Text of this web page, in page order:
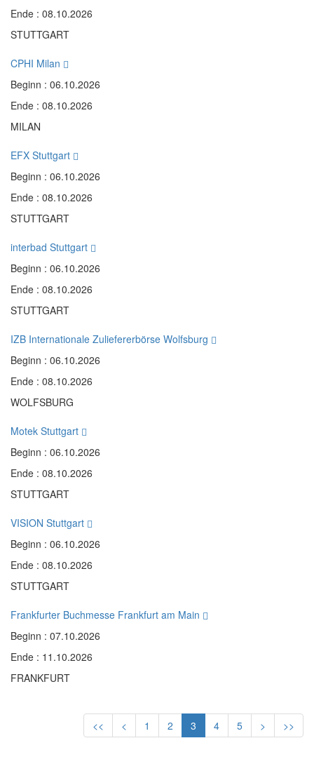
Ende : 08.10.2026
STUTTGART
CPHI Milan
Beginn : 06.10.2026
Ende : 08.10.2026
MILAN
EFX Stuttgart
Beginn : 06.10.2026
Ende : 08.10.2026
STUTTGART
interbad Stuttgart
Beginn : 06.10.2026
Ende : 08.10.2026
STUTTGART
IZB Internationale Zuliefererbörse Wolfsburg
Beginn : 06.10.2026
Ende : 08.10.2026
WOLFSBURG
Motek Stuttgart
Beginn : 06.10.2026
Ende : 08.10.2026
STUTTGART
VISION Stuttgart
Beginn : 06.10.2026
Ende : 08.10.2026
STUTTGART
Frankfurter Buchmesse Frankfurt am Main
Beginn : 07.10.2026
Ende : 11.10.2026
FRANKFURT
<< < 1 2 3 4 5 > >>